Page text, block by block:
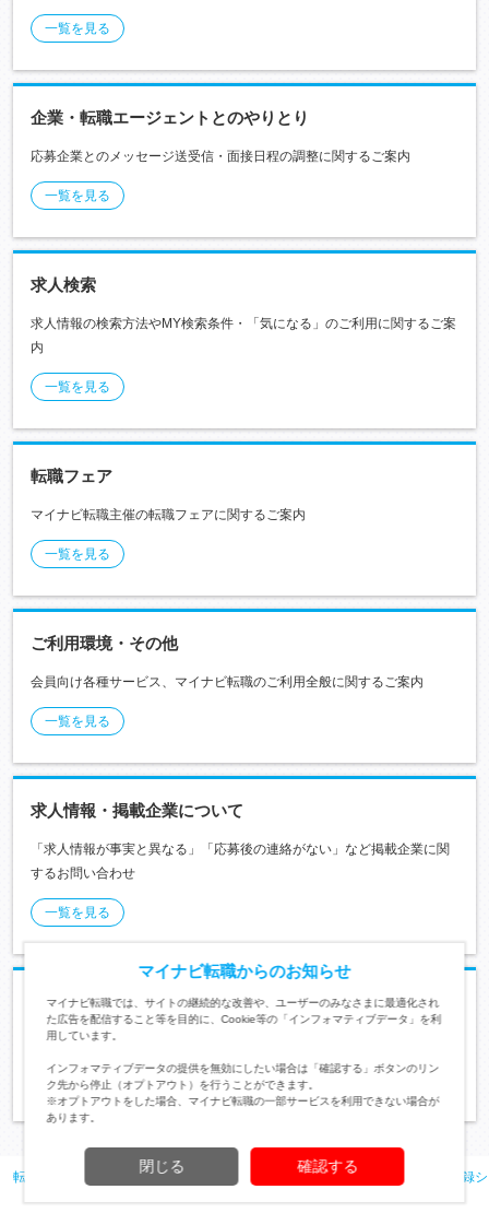
一覧を見る
企業・転職エージェントとのやりとり
応募企業とのメッセージ送受信・面接日程の調整に関するご案内
一覧を見る
求人検索
求人情報の検索方法やMY検索条件・「気になる」のご利用に関するご案
内
一覧を見る
転職フェア
マイナビ転職主催の転職フェアに関するご案内
一覧を見る
ご利用環境・その他
会員向け各種サービス、マイナビ転職のご利用全般に関するご案内
一覧を見る
求人情報・掲載企業について
「求人情報が事実と異なる」「応募後の連絡がない」など掲載企業に関
するお問い合わせ
一覧を見る
アプリについて
マイナビ転職公式アプリの操作方法に関するご案内
一覧を見る
転職TOP ヘルプ・よくある質問 「マイナビ転職フェア 事前登録
マイナビ転職からのお知らせ
マイナビ転職では、サイトの継続的な改善や、ユーザーのみなさまに最適化され
た広告を配信すること等を目的に、Cookie等の「インフォマティブデータ」を利
用しています。
インフォマティブデータの提供を無効にしたい場合は「確認する」ボタンのリン
ク先から停止（オプトアウト）を行うことができます。
※オプトアウトをした場合、マイナビ転職の一部サービスを利用できない場合が
あります。
閉じる 確認する